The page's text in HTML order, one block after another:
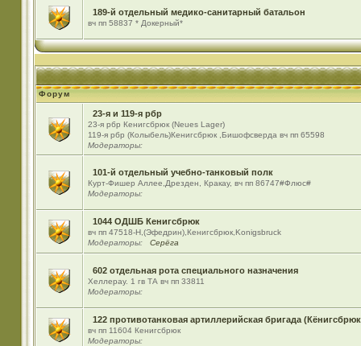
189-й отдельный медико-санитарный батальон
вч пп 58837 * Докерный*
Форум
23-я и 119-я рбр
23-я рбр Кенигсбрюк (Neues Lager)
119-я рбр (Колыбель)Кенигсбрюк ,Бишофсверда вч пп 65598
Модераторы:
101-й отдельный учебно-танковый полк
Курт-Фишер Аллее,Дрезден, Кракау, вч пп 86747#Флюс#
Модераторы:
1044 ОДШБ Кенигсбрюк
вч пп 47518-Н,(Эфедрин),Кенигсбрюк,Konigsbruck
Модераторы:
Серёга
602 отдельная рота специального назначения
Хеллерау. 1 гв ТА вч пп 33811
Модераторы:
122 противотанковая артиллерийская бригада
вч пп 11604 Кенигсбрюк
Модераторы: